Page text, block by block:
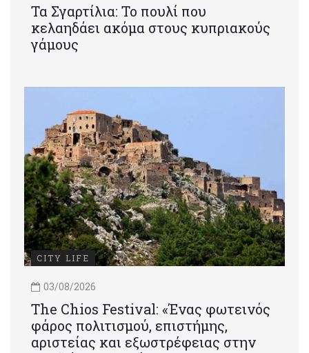
Τα Σγαρτίλια: Το πουλί που
κελαηδάει ακόμα στους κυπριακούς
γάμους
CITY LIFE
03/08/2026
Τhe Chios Festival: «Ένας φωτεινός
φάρος πολιτισμού, επιστήμης,
αριστείας και εξωστρέφειας στην